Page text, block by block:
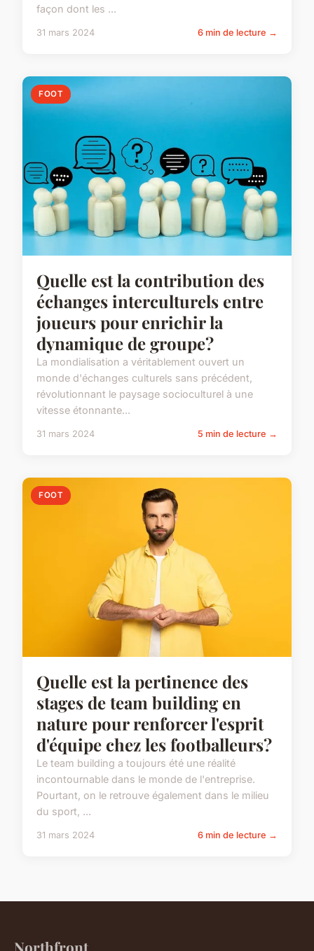
façon dont les ...
31 mars 2024 6 min de lecture →
FOOT
Quelle est la contribution des
échanges interculturels entre
joueurs pour enrichir la
dynamique de groupe?
La mondialisation a véritablement ouvert un
monde d'échanges culturels sans précédent,
révolutionnant le paysage socioculturel à une
vitesse étonnante...
31 mars 2024 5 min de lecture →
FOOT
Quelle est la pertinence des
stages de team building en
nature pour renforcer l'esprit
d'équipe chez les footballeurs?
Le team building a toujours été une réalité
incontournable dans le monde de l'entreprise.
Pourtant, on le retrouve également dans le milieu
du sport, ...
31 mars 2024 6 min de lecture →
Northfront